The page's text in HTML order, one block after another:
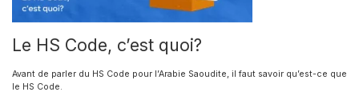
Le HS Code, c’est quoi?
Avant de parler du HS Code pour l’Arabie Saoudite, il faut savoir qu’est-ce que
le HS Code.